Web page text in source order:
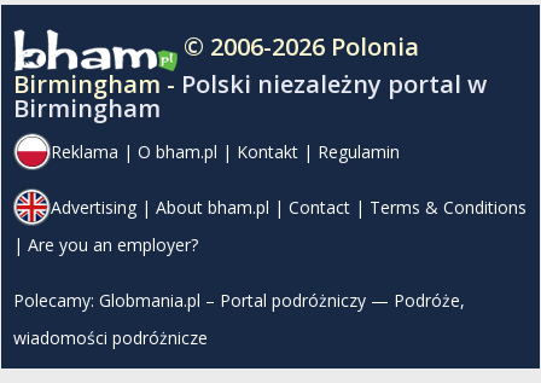
© 2006-2026 Polonia
Birmingham - Polski niezależny portal w
Birmingham
Reklama | O bham.pl | Kontakt | Regulamin
Advertising | About bham.pl | Contact | Terms & Conditions
| Are you an employer?
Polecamy: Globmania.pl – Portal podróżniczy — Podróże,
wiadomości podróżnicze